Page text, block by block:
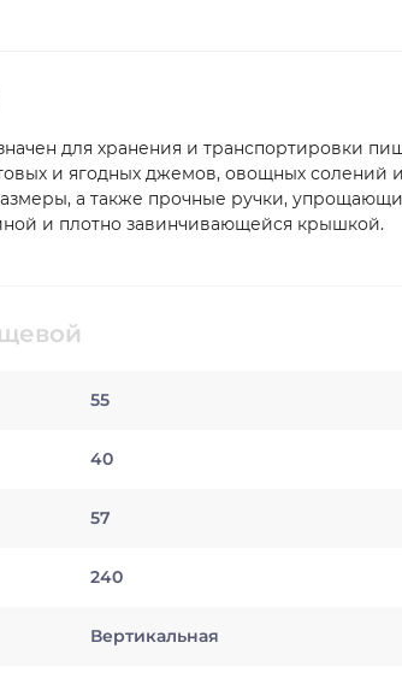
для хранения и транспортировки
и ягодных джемов, овощных солений
а также прочные ручки,
и плотно завинчивающейся крышкой.
55
40
57
240
Вертикальная